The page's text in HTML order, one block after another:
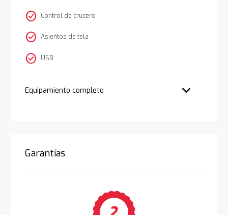
check_circle Control de crucero
check_circle Asientos de tela
check_circle USB
Equipamiento completo
Garantías